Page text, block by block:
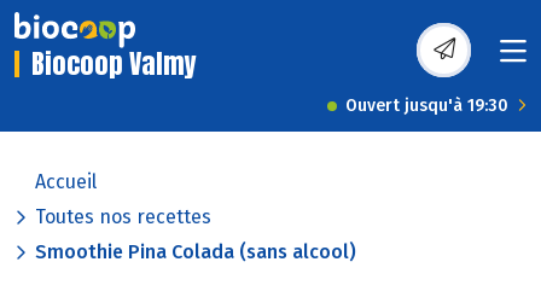
Biocoop Valmy
Ouvert jusqu'à 19:30
Accueil
Toutes nos recettes
Smoothie Pina Colada (sans alcool)